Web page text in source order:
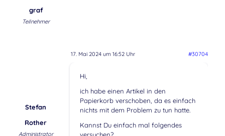
graf
Teilnehmer
17. Mai 2024 um 16:52 Uhr #30704
Stefan
Rother
Administrator
Hi,
ich habe einen Artikel in den
Papierkorb verschoben, da es einfach
nichts mit dem Problem zu tun hatte.
Kannst Du einfach mal folgendes